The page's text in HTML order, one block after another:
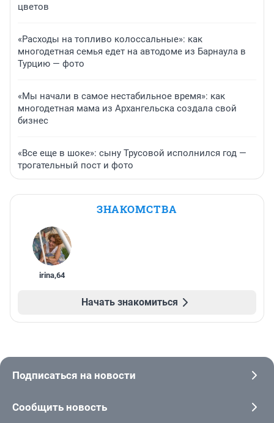
цветов
«Расходы на топливо колоссальные»: как
многодетная семья едет на автодоме из Барнаула в
Турцию — фото
«Мы начали в самое нестабильное время»: как
многодетная мама из Архангельска создала свой
бизнес
«Все еще в шоке»: сыну Трусовой исполнился год —
трогательный пост и фото
ЗНАКОМСТВА
irina,64
Начать знакомиться
Подписаться на новости
Сообщить новость